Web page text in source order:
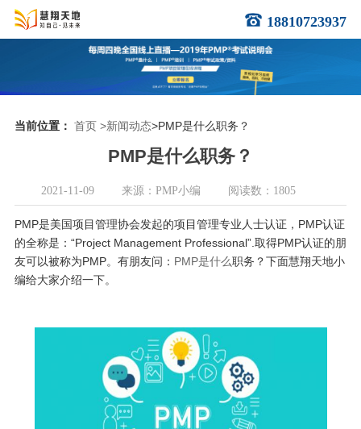
18810723937
当前位置： 首页 >新闻动态>PMP是什么职务？
PMP是什么职务？
2021-11-09 来源：PMP小编 阅读数：1805
PMP是美国项目管理协会发起的项目管理专业人士认证，PMP认证
的全称是：“Project Management Professional”.取得PMP认证的朋
友可以被称为PMP。有朋友问： PMP是什么职务？下面慧翔天地小
编给大家介绍一下。